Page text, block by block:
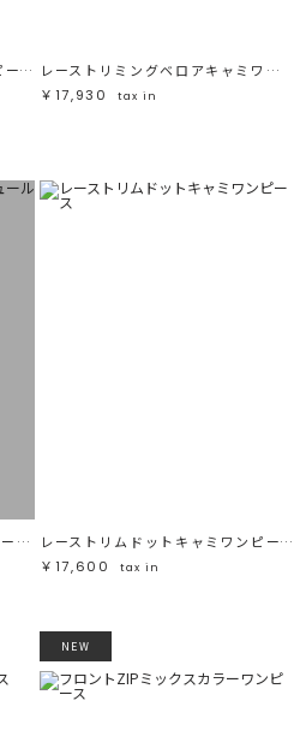
カットジャカードノースリワンピース
レーストリミングベロアキャミワンピース
￥17,930
tax in
【ソンイさんコラボ】LADYチュールショルダーパンツドレス
レーストリムドットキャミワンピース
￥17,600
tax in
NEW